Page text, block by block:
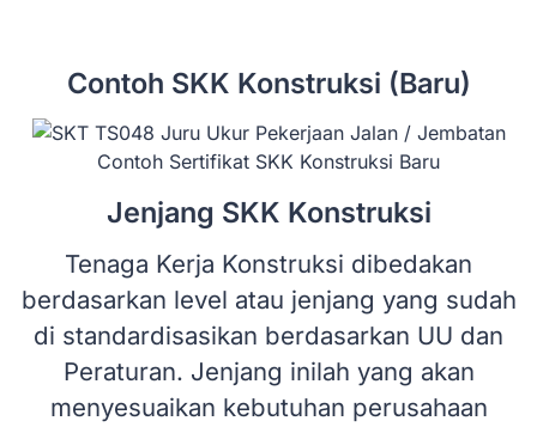
Contoh SKK Konstruksi (Baru)
Contoh Sertifikat SKK Konstruksi Baru
Jenjang SKK Konstruksi
Tenaga Kerja Konstruksi dibedakan
berdasarkan level atau jenjang yang sudah
di standardisasikan berdasarkan UU dan
Peraturan. Jenjang inilah yang akan
menyesuaikan kebutuhan perusahaan